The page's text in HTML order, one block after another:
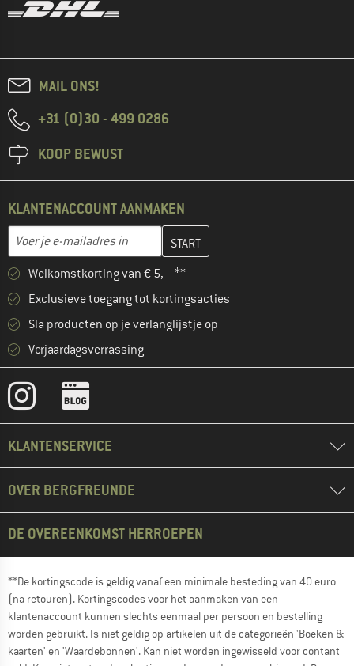
MAIL ONS!
+31 (0)30 - 499 0286
KOOP BEWUST
KLANTENACCOUNT AANMAKEN
Voer je e-mailadres in
Vul je e-mailadres hier in en maak in de volgende stap je
Welkomstkorting van € 5,- **
Exclusieve toegang tot kortingsacties
Sla producten op je verlanglijstje op
Verjaardagsverrassing
KLANTENSERVICE
OVER BERGFREUNDE
DE OVEREENKOMST HERROEPEN
**De kortingscode is geldig vanaf een minimale besteding van 40 euro
(na retouren). Kortingscodes voor het aanmaken van een
klantenaccount kunnen slechts eenmaal per persoon en bestelling
worden gebruikt. Is niet geldig op artikelen uit de categorieën 'Boeken &
kaarten' en 'Waardebonnen'. Kan niet worden ingewisseld voor contant